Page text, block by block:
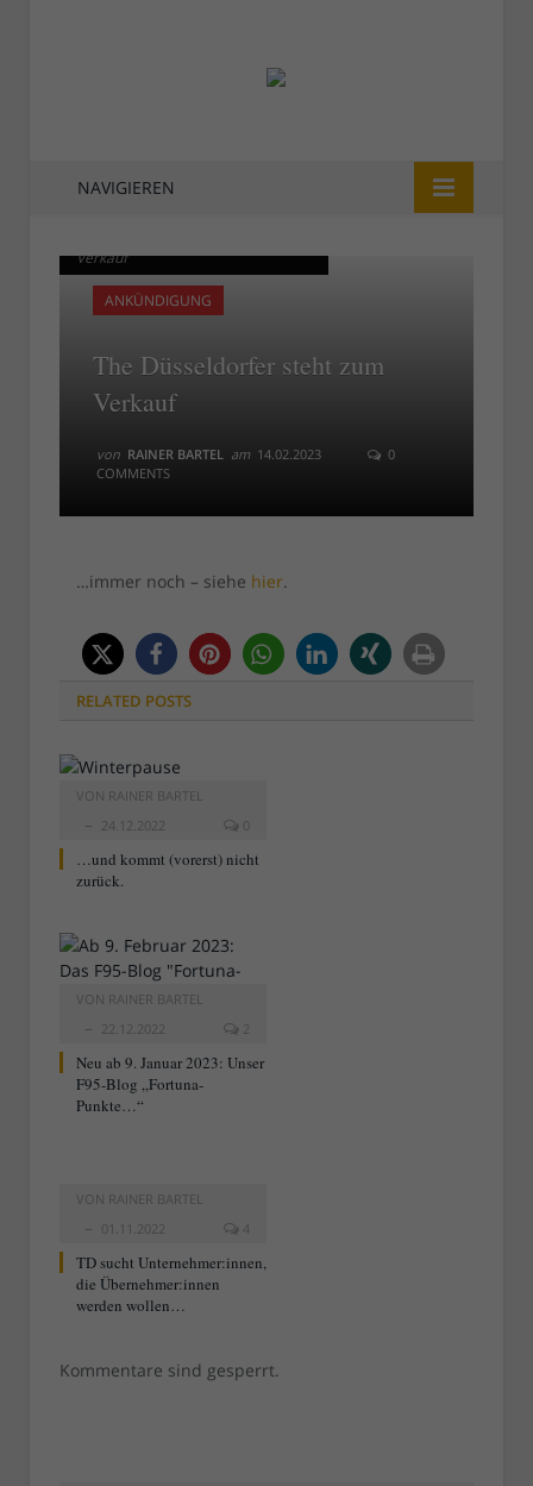
NAVIGIEREN
Verkauf
ANKÜNDIGUNG
The Düsseldorfer steht zum
Verkauf
von RAINER BARTEL am 14.02.2023
0
COMMENTS
Verkauf
…immer noch – siehe hier.
RELATED POSTS
VON RAINER BARTEL
24.12.2022
0
…und kommt (vorerst) nicht
zurück.
VON RAINER BARTEL
22.12.2022
2
Neu ab 9. Januar 2023: Unser
F95-Blog „Fortuna-
Punkte…“
VON RAINER BARTEL
01.11.2022
4
TD sucht Unternehmer:innen,
die Übernehmer:innen
werden wollen…
Kommentare sind gesperrt.